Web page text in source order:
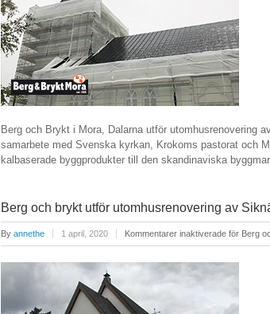
Berg och Brykt i Mora, Dalarna utför utomhusrenovering
samarbete med Svenska kyrkan, Krokoms pastorat och
kalbaserade byggprodukter till den skandinaviska
Berg och brykt utför utomhusrenovering av
By annethe 1 april, 2020 Kommentarer inaktiverade för Berg